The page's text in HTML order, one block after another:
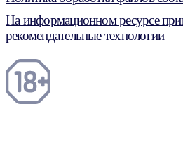
На информационном ресурсе
рекомендательные технологии